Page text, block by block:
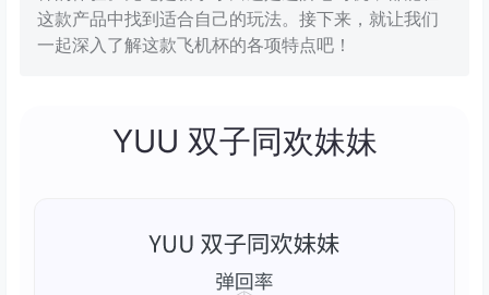
这款产品中找到适合自己的玩法。接下来，就让我们
一起深入了解这款飞机杯的各项特点吧！
YUU 双子同欢妹妹